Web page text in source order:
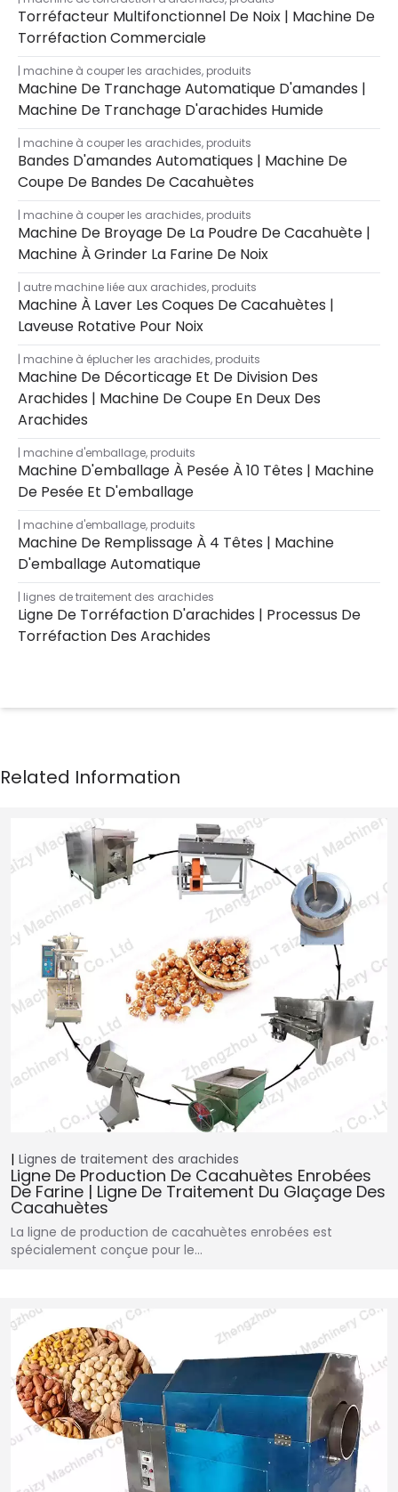
Torréfacteur Multifonctionnel De Noix | Machine De
Torréfaction Commerciale
machine à couper les arachides, produits
Machine De Tranchage Automatique D'amandes |
Machine De Tranchage D'arachides Humide
machine à couper les arachides, produits
Bandes D'amandes Automatiques | Machine De
Coupe De Bandes De Cacahuètes
machine à couper les arachides, produits
Machine De Broyage De La Poudre De Cacahuète |
Machine À Grinder La Farine De Noix
autre machine liée aux arachides, produits
Machine À Laver Les Coques De Cacahuètes |
Laveuse Rotative Pour Noix
machine à éplucher les arachides, produits
Machine De Décorticage Et De Division Des
Arachides | Machine De Coupe En Deux Des
Arachides
machine d'emballage, produits
Machine D'emballage À Pesée À 10 Têtes | Machine
De Pesée Et D'emballage
machine d'emballage, produits
Machine De Remplissage À 4 Têtes | Machine
D'emballage Automatique
lignes de traitement des arachides
Ligne De Torréfaction D'arachides | Processus De
Torréfaction Des Arachides
Lignes de traitement des arachides
Ligne De Production De Cacahuètes Enrobées
De Farine | Ligne De Traitement Du Glaçage Des
Cacahuètes
La ligne de production de cacahuètes enrobées est
spécialement conçue pour le…